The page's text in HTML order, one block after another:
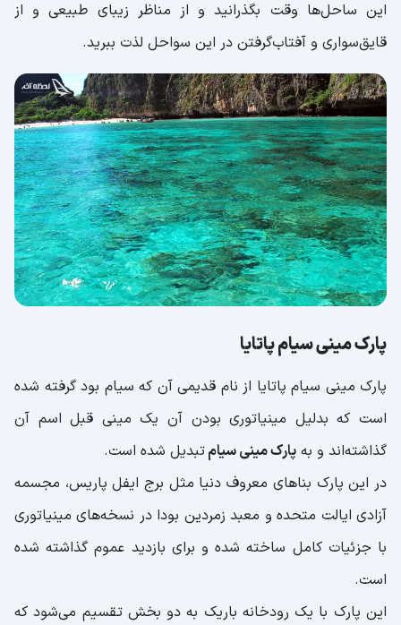
این ساحل‌ها وقت بگذرانید و از مناظر زیبای طبیعی و از
قایق‌سواری و آفتاب‌گرفتن در این سواحل لذت ببرید.
پارک مینی سیام پاتایا
پارک مینی سیام پاتایا از نام قدیمی آن که سیام بود گرفته شده
است که بدلیل مینیاتوری بودن آن یک مینی قبل اسم آن
گذاشته‌اند و به پارک مینی سیامتبدیل شده است.
در این پارک بناهای معروف دنیا مثل برج ایفل پاریس، مجسمه
آزادی ایالت متحده و معبد زمردین بودا در نسخه‌های مینیاتوری
با جزئیات کامل ساخته شده و برای بازدید عموم گذاشته شده
است.
این پارک با یک رودخانه باریک به دو بخش تقسیم می‌شود که